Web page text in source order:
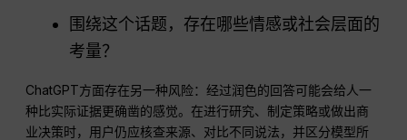
围绕这个话题，存在哪些情感或社会层面的
考量？
ChatGPT方面存在另一种风险：经过润色的回答可能会给人一
种比实际证据更确凿的感觉。在进行研究、制定策略或做出商
业决策时，用户仍应核查来源、对比不同说法，并区分模型所